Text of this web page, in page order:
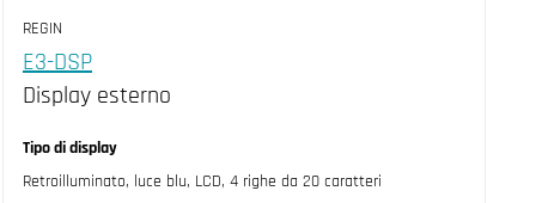
REGIN
E3-DSP
Display esterno
Tipo di display
Retroilluminato, luce blu, LCD, 4 righe da 20 caratteri